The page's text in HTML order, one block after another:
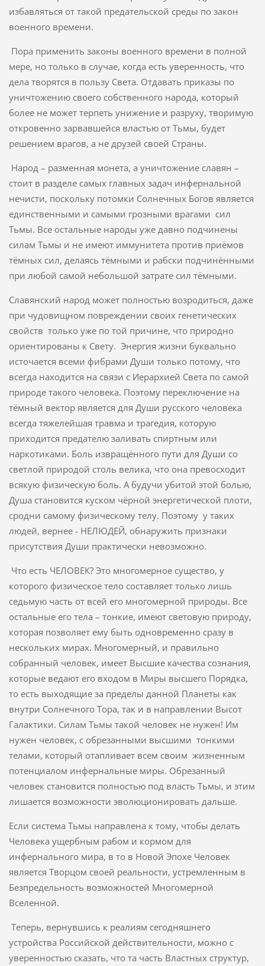
избавляться от такой предательской среды по закон
военного времени.
Пора применить законы военного времени в полной
мере, но только в случае, когда есть уверенность, что
дела творятся в пользу Света. Отдавать приказы по
уничтожению своего собственного народа, который
более не может терпеть унижение и разруху, творимую
откровенно зарвавшейся властью от Тьмы, будет
решением врагов, а не друзей своей Страны.
Народ – разменная монета, а уничтожение славян –
стоит в разделе самых главных задач инфернальной
нечисти, поскольку потомки Солнечных Богов является
единственными и самыми грозными врагами сил
Тьмы. Все остальные народы уже давно подчинены
силам Тьмы и не имеют иммунитета против приёмов
тёмных сил, делаясь тёмными и рабски подчинёнными
при любой самой небольшой затрате сил тёмными.
Славянский народ может полностью возродиться, даже
при чудовищном повреждении своих генетических
свойств только уже по той причине, что природно
ориентированы к Свету. Энергия жизни буквально
источается всеми фибрами Души только потому, что
всегда находится на связи с Иерархией Света по самой
природе такого человека. Поэтому переключение на
тёмный вектор является для Души русского человека
всегда тяжелейшая травма и трагедия, которую
приходится предателю заливать спиртным или
наркотиками. Боль извращённого пути для Души со
светлой природой столь велика, что она превосходит
всякую физическую боль. А будучи убитой этой болью,
Душа становится куском чёрной энергетической плоти,
сродни самому физическому телу. Поэтому у таких
людей, вернее - НЕЛЮДЕЙ, обнаружить признаки
присутствия Души практически невозможно.
Что есть ЧЕЛОВЕК? Это многомерное существо, у
которого физическое тело составляет только лишь
седьмую часть от всей его многомерной природы. Все
остальные его тела – тонкие, имеют световую природу,
которая позволяет ему быть одновременно сразу в
нескольких мирах. Многомерный, и правильно
собранный человек, имеет Высшие качества сознания,
которые ведают его входом в Миры высшего Порядка,
то есть выходящие за пределы данной Планеты как
внутри Солнечного Тора, так и в направлении Высот
Галактики. Силам Тьмы такой человек не нужен! Им
нужен человек, с обрезанными высшими тонкими
телами, который отапливает всем своим жизненным
потенциалом инфернальные миры. Обрезанный
человек становится полностью под власть Тьмы, и этим
лишается возможности эволюционировать дальше.
Если система Тьмы направлена к тому, чтобы делать
Человека ущербным рабом и кормом для
инфернального мира, в то в Новой Эпохе Человек
является Творцом своей реальности, устремленным в
Безпредельность возможностей Многомерной
Вселенной.
Теперь, вернувшись к реалиям сегодняшнего
устройства Российской действительности, можно с
уверенностью сказать, что та часть Властных структур,